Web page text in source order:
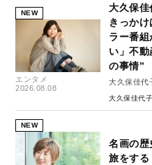
NEW
エンタメ
2026.08.08
大久保
きっか
ラー番
い」不
の事情”
大久保佳代
大久保佳代子
NEW
名画の歴
旅をする